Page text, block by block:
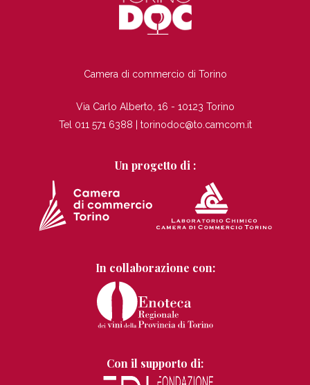
Camera di commercio di Torino
Via Carlo Alberto, 16 - 10123 Torino
Tel 011 571 6388 | torinodoc@to.camcom.it
Un progetto di :
In collaborazione con:
Con il supporto di: